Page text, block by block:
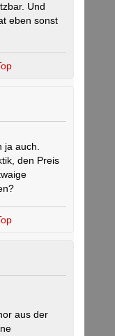
Und
eben sonst
auch.
den Preis
aus der